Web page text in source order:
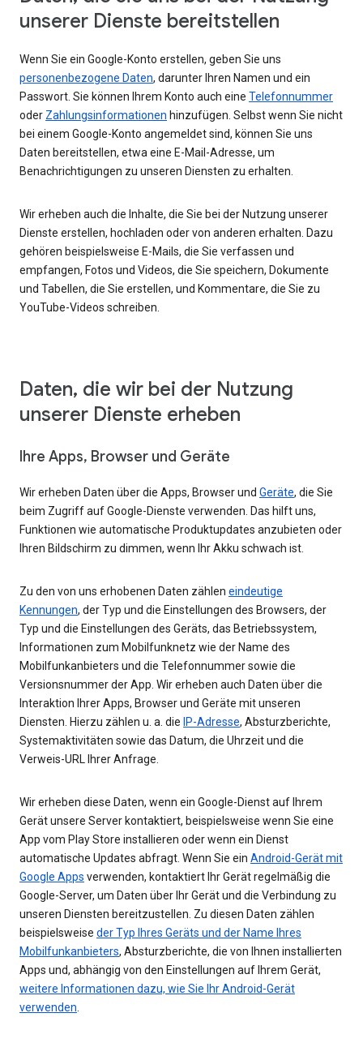
unserer Dienste bereitstellen
Wenn Sie ein Google-Konto erstellen, geben Sie uns
personenbezogene Daten, darunter Ihren Namen und ein
Passwort. Sie können Ihrem Konto auch eine Telefonnummer
oder Zahlungsinformationen hinzufügen. Selbst wenn Sie nicht
bei einem Google-Konto angemeldet sind, können Sie uns
Daten bereitstellen, etwa eine E-Mail-Adresse, um
Benachrichtigungen zu unseren Diensten zu erhalten.
Wir erheben auch die Inhalte, die Sie bei der Nutzung unserer
Dienste erstellen, hochladen oder von anderen erhalten. Dazu
gehören beispielsweise E-Mails, die Sie verfassen und
empfangen, Fotos und Videos, die Sie speichern, Dokumente
und Tabellen, die Sie erstellen, und Kommentare, die Sie zu
YouTube-Videos schreiben.
Daten, die wir bei der Nutzung
unserer Dienste erheben
Ihre Apps, Browser und Geräte
Wir erheben Daten über die Apps, Browser und Geräte, die Sie
beim Zugriff auf Google-Dienste verwenden. Das hilft uns,
Funktionen wie automatische Produktupdates anzubieten oder
Ihren Bildschirm zu dimmen, wenn Ihr Akku schwach ist.
Zu den von uns erhobenen Daten zählen eindeutige
Kennungen, der Typ und die Einstellungen des Browsers, der
Typ und die Einstellungen des Geräts, das Betriebssystem,
Informationen zum Mobilfunknetz wie der Name des
Mobilfunkanbieters und die Telefonnummer sowie die
Versionsnummer der App. Wir erheben auch Daten über die
Interaktion Ihrer Apps, Browser und Geräte mit unseren
Diensten. Hierzu zählen u. a. die IP-Adresse, Absturzberichte,
Systemaktivitäten sowie das Datum, die Uhrzeit und die
Verweis-URL Ihrer Anfrage.
Wir erheben diese Daten, wenn ein Google-Dienst auf Ihrem
Gerät unsere Server kontaktiert, beispielsweise wenn Sie eine
App vom Play Store installieren oder wenn ein Dienst
automatische Updates abfragt. Wenn Sie ein Android-Gerät mit
Google Apps verwenden, kontaktiert Ihr Gerät regelmäßig die
Google-Server, um Daten über Ihr Gerät und die Verbindung zu
unseren Diensten bereitzustellen. Zu diesen Daten zählen
beispielsweise der Typ Ihres Geräts und der Name Ihres
Mobilfunkanbieters, Absturzberichte, die von Ihnen installierten
Apps und, abhängig von den Einstellungen auf Ihrem Gerät,
weitere Informationen dazu, wie Sie Ihr Android-Gerät
verwenden.